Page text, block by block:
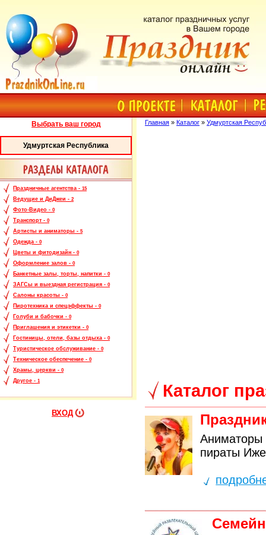
Выбрать ваш город
Удмуртская Республика
Праздничные агентства - 15
Ведущие и ДиДжеи - 2
Фото-Видео - 0
Транспорт - 0
Артисты и аниматоры - 5
Одежда - 0
Цветы и фитодизайн - 0
Оформление залов - 0
Банкетные залы, торты, напитки - 0
ЗАГСы и выездная регистрация - 0
Салоны красоты - 0
Пиротехника и спецэффекты - 0
Голуби и бабочки - 0
Приглашения и этикетки - 0
Гостиницы, отели, базы отдыха - 0
Туристическое обслуживание - 0
Техническое обеспечение - 0
Храмы, церкви - 0
Другое - 1
ВХОД
Главная » Каталог » Удмуртская
Каталог
Аниматоры
пираты